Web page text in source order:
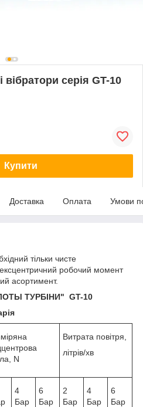
вібратори серія GT-10
Купити
Доставка Оплата Умови
тільки чисте
ексцентричний робочий момент
асортимент.
ТУРБІНИ" GT-10
N
Витрата повітря,
літрів/хв
4
Бар
6
Бар
2
Бар
4
Бар
6
Бар